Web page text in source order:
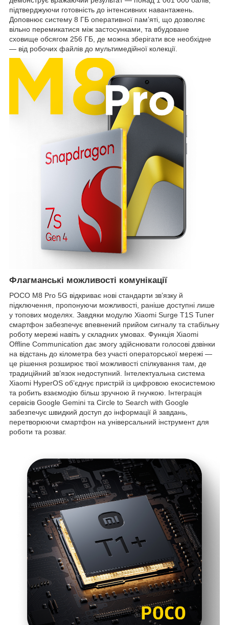
підтверджуючи готовність до інтенсивних навантажень.
Доповнює систему 8 ГБ оперативної пам’яті, що дозволяє
вільно перемикатися між застосунками, та вбудоване
сховище обсягом 256 ГБ, де можна зберігати все необхідне
— від робочих файлів до мультимедійної колекції.
Флагманські можливості комунікації
POCO M8 Pro 5G відкриває нові стандарти зв’язку й
підключення, пропонуючи можливості, раніше доступні лише
у топових моделях. Завдяки модулю Xiaomi Surge T1S Tuner
смартфон забезпечує впевнений прийом сигналу та стабільну
роботу мережі навіть у складних умовах. Функція Xiaomi
Offline Communication дає змогу здійснювати голосові дзвінки
на відстань до кілометра без участі операторської мережі —
це рішення розширює твої можливості спілкування там, де
традиційний зв’язок недоступний. Інтелектуальна система
Xiaomi HyperOS об’єднує пристрій із цифровою екосистемою
та робить взаємодію більш зручною й гнучкою. Інтеграція
сервісів Google Gemini та Circle to Search with Google
забезпечує швидкий доступ до інформації й завдань,
перетворюючи смартфон на універсальний інструмент для
роботи та розваг.